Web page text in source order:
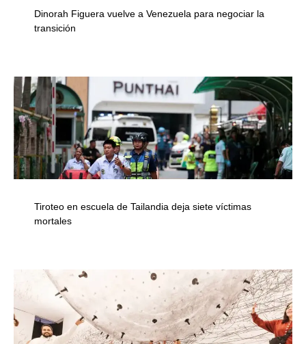
Dinorah Figuera vuelve a Venezuela para negociar la
transición
Tiroteo en escuela de Tailandia deja siete víctimas
mortales